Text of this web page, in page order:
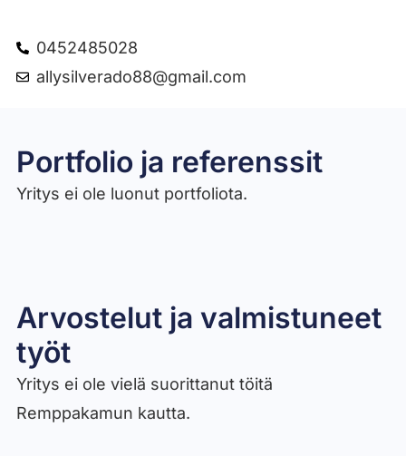
0452485028
allysilverado88@gmail.com
Portfolio ja referenssit
Yritys ei ole luonut portfoliota.
Arvostelut ja valmistuneet
työt​
Yritys ei ole vielä suorittanut töitä
Remppakamun kautta.